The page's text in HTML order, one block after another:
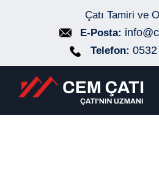
Çatı Tamiri ve
E-Posta:
Telefon: